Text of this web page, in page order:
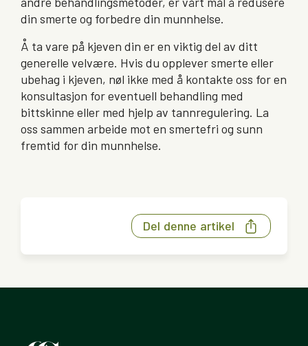
din smerte og forbedre din munnhelse.
Å ta vare på kjeven din er en viktig del av ditt
generelle velvære. Hvis du opplever smerte eller
ubehag i kjeven, nøl ikke med å kontakte oss for en
konsultasjon for eventuell behandling med
bittskinne eller med hjelp av tannregulering. La
oss sammen arbeide mot en smertefri og sunn
fremtid for din munnhelse.
Del denne artikel